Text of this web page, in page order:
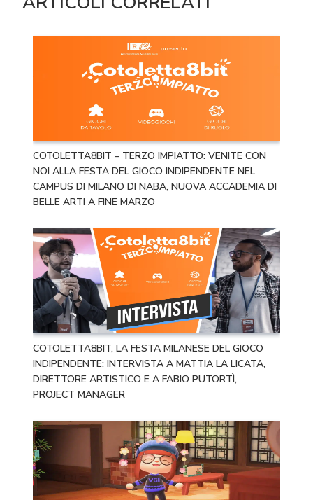
COTOLETTA8BIT – TERZO IMPIATTO: VENITE CON
NOI ALLA FESTA DEL GIOCO INDIPENDENTE NEL
CAMPUS DI MILANO DI NABA, NUOVA ACCADEMIA DI
BELLE ARTI A FINE MARZO
COTOLETTA8BIT, LA FESTA MILANESE DEL GIOCO
INDIPENDENTE: INTERVISTA A MATTIA LA LICATA,
DIRETTORE ARTISTICO E A FABIO PUTORTÌ,
PROJECT MANAGER